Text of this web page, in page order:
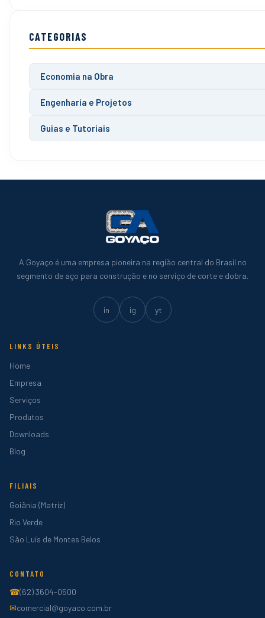
CATEGORIAS
Economia na Obra
Engenharia e Projetos
Guias e Tutoriais
A Goyaço é uma empresa pioneira na região central do Brasil no
segmento de aço para construção e no serviço de corte e dobra.
in ig yt
LINKS ÚTEIS
Home
Empresa
Serviços
Produtos
Downloads
Blog
FILIAIS
Goiânia (Matriz)
Rio Verde
São Luís de Montes Belos
CONTATO
☎(62) 3604-0500
✉comercial@goyaco.com.br